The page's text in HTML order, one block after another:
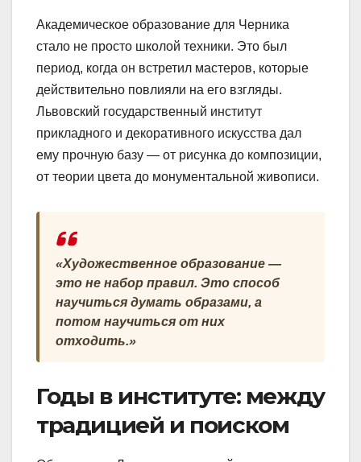
Академическое образование для Черника
стало не просто школой техники. Это был
период, когда он встретил мастеров, которые
действительно повлияли на его взгляды.
Львовский государственный институт
прикладного и декоративного искусства дал
ему прочную базу — от рисунка до композиции,
от теории цвета до монументальной живописи.
«Художественное образование —
это не набор правил. Это способ
научиться думать образами, а
потом научиться от них
отходить.»
Годы в институте: между
традицией и поиском